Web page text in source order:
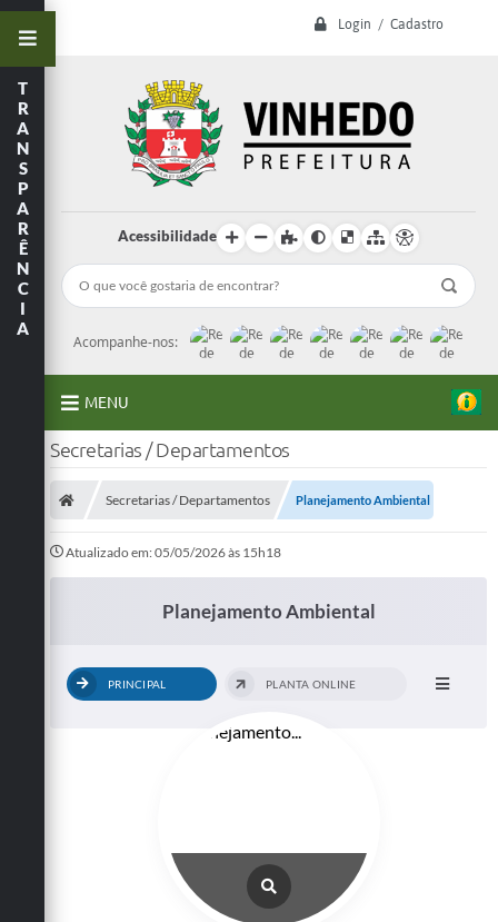
Login / Cadastro
Acessibilidade
Acompanhe-nos:
MENU
A Prefeitura
Secretarias
Telefones
Concursos e Processos Seletivos
Inclusão e Acessibilidade
Transporte Coletivo Municipal (Horários e
T
R
A
N
S
P
A
R
Ê
N
C
I
A
Secretarias / Departamentos
Secretarias / Departamentos Planejamento Ambiental
Atualizado em: 05/05/2026 às 15h18
Planejamento Ambiental
PRINCIPAL PLANTA ONLINE